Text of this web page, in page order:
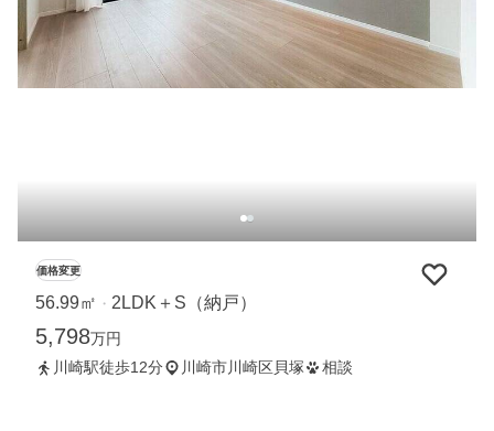
価格変更
56.99㎡ ・ 2LDK＋S（納戸）
5,798万円
川崎駅徒歩12分
川崎市川崎区貝塚 相談